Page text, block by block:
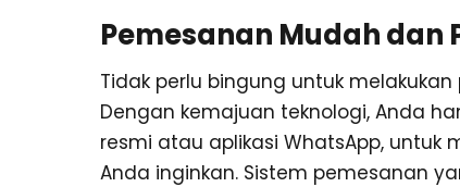
Pemesanan Mudah dan
Tidak perlu bingung untuk
Dengan kemajuan teknologi, Anda
resmi atau aplikasi WhatsApp,
Anda inginkan. Sistem pemesanan